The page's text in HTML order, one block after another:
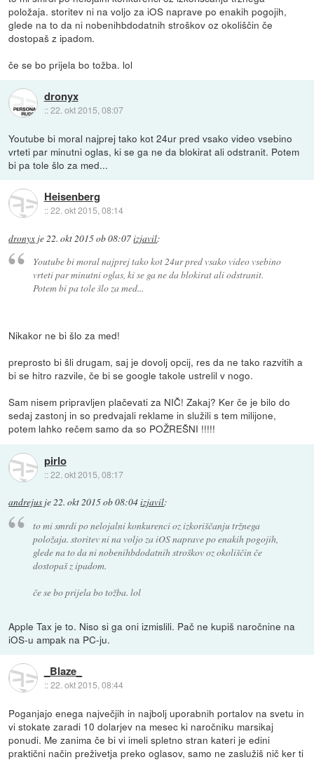
položaja. storitev ni na voljo za iOS naprave po enakih pogojih,
glede na to da ni nobenihbdodatnih stroškov oz okoliščin če
dostopaš z ipadom.
če se bo prijela bo tožba. lol
dronyx
::22. okt 2015, 08:07
Youtube bi moral najprej tako kot 24ur pred vsako video vsebino
vrteti par minutni oglas, ki se ga ne da blokirat ali odstranit. Potem
bi pa tole šlo za med...
Heisenberg
::22. okt 2015, 08:14
dronyx je22. okt 2015 ob 08:07izjavil:
Youtube bi moral najprej tako kot 24ur pred vsako video vsebino
vrteti par minutni oglas, ki se ga ne da blokirat ali odstranit.
Potem bi pa tole šlo za med...
Nikakor ne bi šlo za med!
preprosto bi šli drugam, saj je dovolj opcij, res da ne tako razvitih a
bi se hitro razvile, če bi se google takole ustrelil v nogo.
Sam nisem pripravljen plačevati za NIČ! Zakaj? Ker če je bilo do
sedaj zastonj in so predvajali reklame in služili s tem milijone,
potem lahko rečem samo da so POŽREŠNI !!!!!
pirlo
::22. okt 2015, 08:17
andrejus je22. okt 2015 ob 08:04izjavil:
to mi smrdi po nelojalni konkurenci oz izkoriščanju tržnega
položaja. storitev ni na voljo za iOS naprave po enakih pogojih,
glede na to da ni nobenihbdodatnih stroškov oz okoliščin če
dostopaš z ipadom.
če se bo prijela bo tožba. lol
Apple Tax je to. Niso si ga oni izmislili. Pač ne kupiš naročnine na
iOS-u ampak na PC-ju.
_Blaze_
::22. okt 2015, 08:44
Poganjajo enega največjih in najbolj uporabnih portalov na svetu in
vi stokate zaradi 10 dolarjev na mesec ki naročniku marsikaj
ponudi. Me zanima če bi vi imeli spletno stran kateri je edini
praktični način preživetja preko oglasov, samo ne zaslužiš nič ker ti